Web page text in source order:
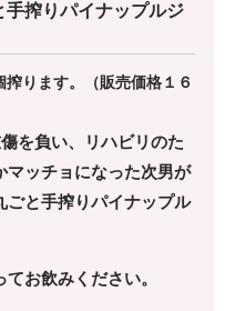
搾りパイナップルジ
ります。（販売価格１６
を負い、リハビリのた
マッチョになった次男が
ごと手搾りパイナップル
お飲みください。